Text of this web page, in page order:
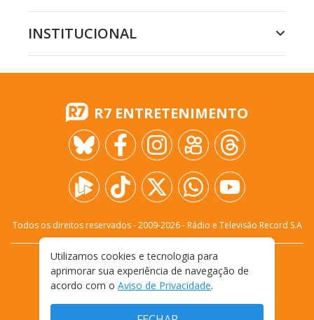
INSTITUCIONAL
R7 ENTRETENIMENTO
Todos os direitos reservados - 2009-2026- Rádio e Televisão Record S.A
FALE CONOSCO
PRIVACIDADE
TERMOS E CONDIÇÕES DE USO
Utilizamos cookies e tecnologia para
aprimorar sua experiência de navegação de
acordo com o Aviso de Privacidade.